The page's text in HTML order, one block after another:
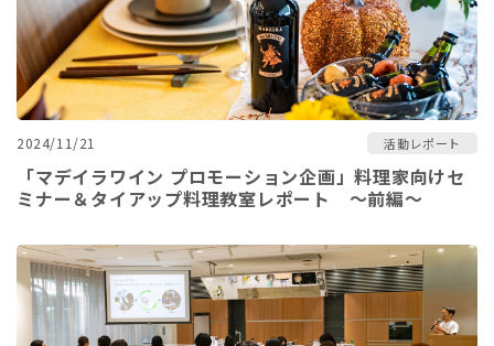
2024/11/21 活動レポート
「マデイラワイン プロモーション企画」料理家向けセ
ミナー＆タイアップ料理教室レポート ～前編～